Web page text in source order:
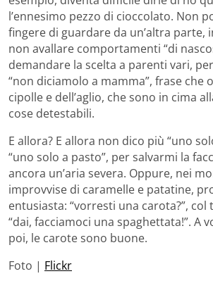
l’ennesimo pezzo di cioccolato. Non
fingere di guardare da un’altra
non avallare comportamenti “di
demandare la scelta a parenti vari,
“non diciamolo a mamma”, frase che
cipolle e dell’aglio, che sono in cima
cose detestabili.
E allora? E allora non dico più “uno
“uno solo a pasto”, per salvarmi la
ancora un’aria severa. Oppure, nei
improvvise di caramelle e patatine,
entusiasta: “vorresti una carota?”,
“dai, facciamoci una spaghettata!”. A
poi, le carote sono buone.
Foto | Flickr